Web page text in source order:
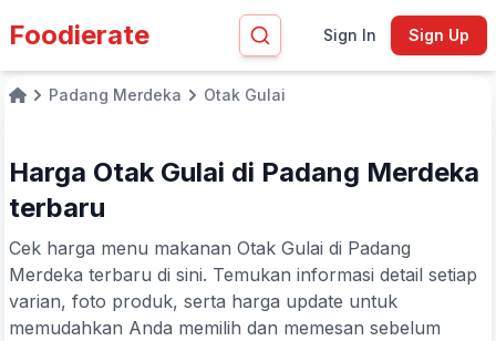
Foodierate Sign In Sign Up
HomePadang Merdeka Otak Gulai
Harga Otak Gulai di Padang Merdeka
terbaru
Cek harga menu makanan Otak Gulai di Padang
Merdeka terbaru di sini. Temukan informasi detail setiap
varian, foto produk, serta harga update untuk
memudahkan Anda memilih dan memesan sebelum